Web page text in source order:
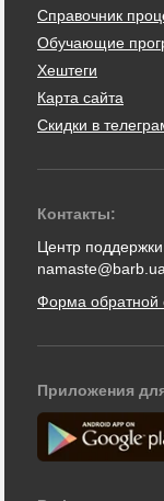
Справочник
Обучающие
Хештеги
Карта сайта
Скидки в
Контакты:
Центр поддержки
namaste@barb.ua
Форма обратной
Приложения